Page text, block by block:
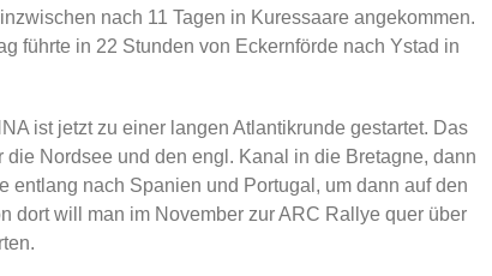
nach 11 Tagen in Kuressaare angekommen.
führte in 22 Stunden von Eckernförde nach Ystad in
ist jetzt zu einer langen Atlantikrunde gestartet. Das
die Nordsee und den engl. Kanal in die Bretagne, dann
entlang nach Spanien und Portugal, um dann auf den
dort will man im November zur ARC Rallye quer über